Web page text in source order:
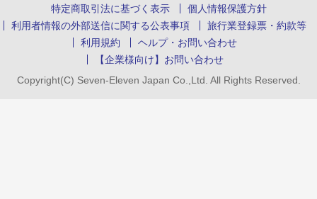
特定商取引法に基づく表示
個人情報保護方針
利用者情報の外部送信に関する公表事項
旅行業登録票・約款等
利用規約
ヘルプ・お問い合わせ
【企業様向け】お問い合わせ
Copyright(C) Seven-Eleven Japan Co.,Ltd. All Rights Reserved.